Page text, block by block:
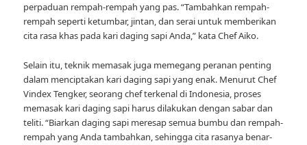
perpaduan rempah-rempah yang pas. “Tambahkan rempah-
rempah seperti ketumbar, jintan, dan serai untuk memberikan
cita rasa khas pada kari daging sapi Anda,” kata Chef Aiko.
Selain itu, teknik memasak juga memegang peranan penting
dalam menciptakan kari daging sapi yang enak. Menurut Chef
Vindex Tengker, seorang chef terkenal di Indonesia, proses
memasak kari daging sapi harus dilakukan dengan sabar dan
teliti. “Biarkan daging sapi meresap semua bumbu dan rempah-
rempah yang Anda tambahkan, sehingga cita rasanya benar-